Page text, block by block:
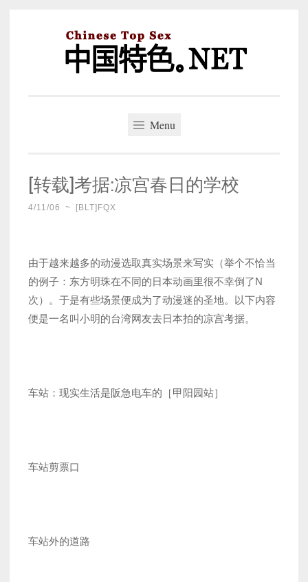
Menu
[转载]考据:凉宫春日的学校
4/11/06 ~ [BLT]FQX
由于越来越多的动漫选取真实场景来写实（举个不恰当
的例子：东方明珠在不同的日本动画里很不幸倒了N
次）。于是有些场景便成为了动漫迷的圣地。以下内容
便是一名叫小明的台湾网友去日本拍的凉宫考据。
车站：现实生活是阪急电车的［甲阳园站］
车站剪票口
车站外的道路